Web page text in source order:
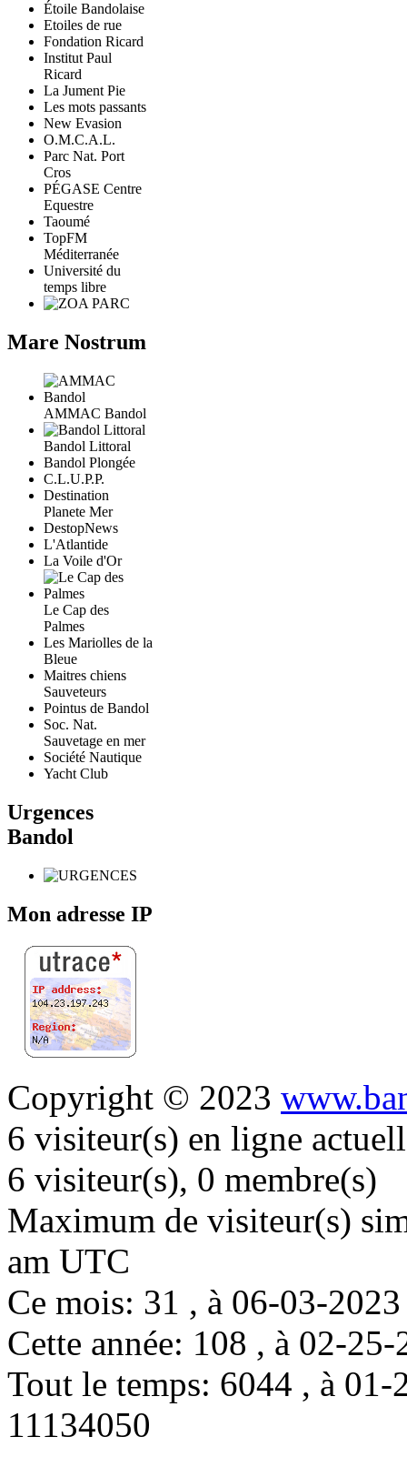
Étoile Bandolaise
Etoiles de rue
Fondation Ricard
Institut Paul
Ricard
La Jument Pie
Les mots passants
New Evasion
O.M.C.A.L.
Parc Nat. Port
Cros
PÉGASE Centre
Equestre
Taoumé
TopFM
Méditerranée
Université du
temps libre
Mare Nostrum
AMMAC Bandol
Bandol Littoral
Bandol Plongée
C.L.U.P.P.
Destination
Planete Mer
DestopNews
L'Atlantide
La Voile d'Or
Le Cap des
Palmes
Les Mariolles de la
Bleue
Maitres chiens
Sauveteurs
Pointus de Bandol
Soc. Nat.
Sauvetage en mer
Société Nautique
Yacht Club
Urgences
Bandol
Mon adresse IP
Copyright © 2023
6 visiteur(s) en ligne
6 visiteur(s), 0 membre(s)
Maximum de visiteur(s)
am UTC
Ce mois: 31 , à 06-03-
Cette année: 108 , à 02-
Tout le temps: 6044 , à
11134050